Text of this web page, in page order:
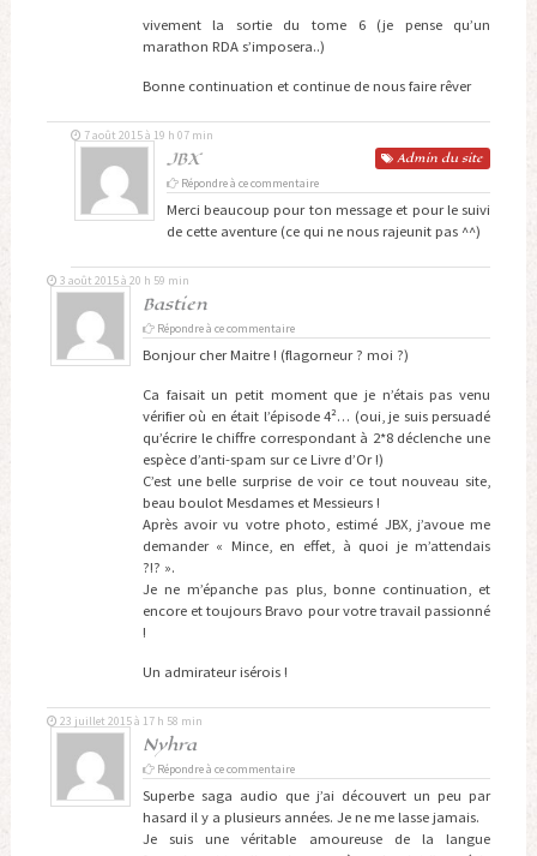
vivement la sortie du tome 6 (je pense qu’un
marathon RDA s’imposera..)
Bonne continuation et continue de nous faire rêver
JBX Admin du site
7 août 2015 à 19 h 07 min
Répondre à ce commentaire
Merci beaucoup pour ton message et pour le suivi
de cette aventure (ce qui ne nous rajeunit pas ^^)
Bastien
3 août 2015 à 20 h 59 min
Répondre à ce commentaire
Bonjour cher Maitre ! (flagorneur ? moi ?)
Ca faisait un petit moment que je n’étais pas venu
vérifier où en était l’épisode 4²… (oui, je suis persuadé
qu’écrire le chiffre correspondant à 2*8 déclenche une
espèce d’anti-spam sur ce Livre d’Or !)
C’est une belle surprise de voir ce tout nouveau site,
beau boulot Mesdames et Messieurs !
Après avoir vu votre photo, estimé JBX, j’avoue me
demander « Mince, en effet, à quoi je m’attendais
?!? ».
Je ne m’épanche pas plus, bonne continuation, et
encore et toujours Bravo pour votre travail passionné
!
Un admirateur isérois !
Nyhra
23 juillet 2015 à 17 h 58 min
Répondre à ce commentaire
Superbe saga audio que j’ai découvert un peu par
hasard il y a plusieurs années. Je ne me lasse jamais.
Je suis une véritable amoureuse de la langue